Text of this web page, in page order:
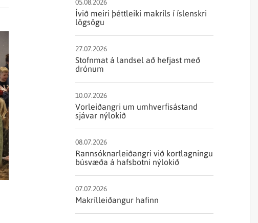
05.08.2026
Ívið meiri þéttleiki makríls í íslenskri
lögsögu
27.07.2026
Stofnmat á landsel að hefjast með
drónum
10.07.2026
Vorleiðangri um umhverfisástand
sjávar nýlokið
08.07.2026
Rannsóknarleiðangri við kortlagningu
búsvæða á hafsbotni nýlokið
07.07.2026
Makrílleiðangur hafinn